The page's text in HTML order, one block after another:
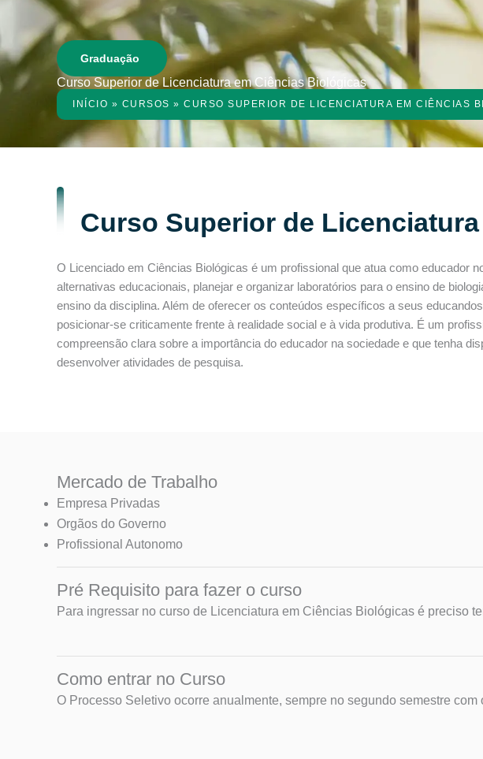
Graduação
Curso Superior de Licenciatura em Ciências Biológicas
INÍCIO » CURSOS » CURSO SUPERIOR DE LICENCIATURA EM CIÊNCIAS
Curso Superior de
O Licenciado em Ciências Biológicas é um profissional que atua como educador
alternativas educacionais, planejar e organizar laboratórios para o ensino de
ensino da disciplina. Além de oferecer os conteúdos específicos a seus
posicionar-se criticamente frente à realidade social e à vida produtiva. É um
compreensão clara sobre a importância do educador na sociedade e que tenha
desenvolver atividades de pesquisa.
Mercado de Trabalho
Empresa Privadas
Orgãos do Governo
Profissional Autonomo
Pré Requisito para fazer o curso
Para ingressar no curso de Licenciatura em Ciências Biológicas é preciso
Como entrar no Curso
O Processo Seletivo ocorre anualmente, sempre no segundo semestre com